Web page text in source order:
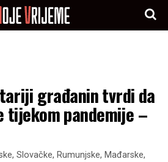
građanin tvrdi da
tijekom pandemije –
Slovačke, Rumunjske, Mađarske,